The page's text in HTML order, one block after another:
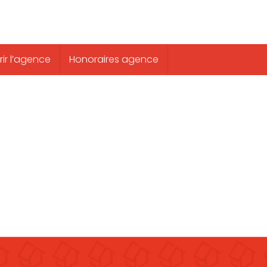
l’agence Honoraires agence